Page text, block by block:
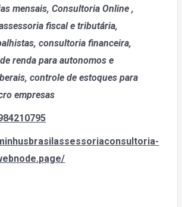
mensais, Consultoria Online ,
fiscal e tributária,
consultoria financeira,
renda para autonomos e
controle de estoques para
empresas